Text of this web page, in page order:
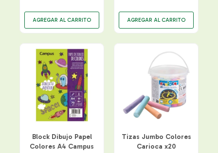
Block Dibujo Papel
Colores A4 Campus
Tizas Jumbo Colores
Carioca x20